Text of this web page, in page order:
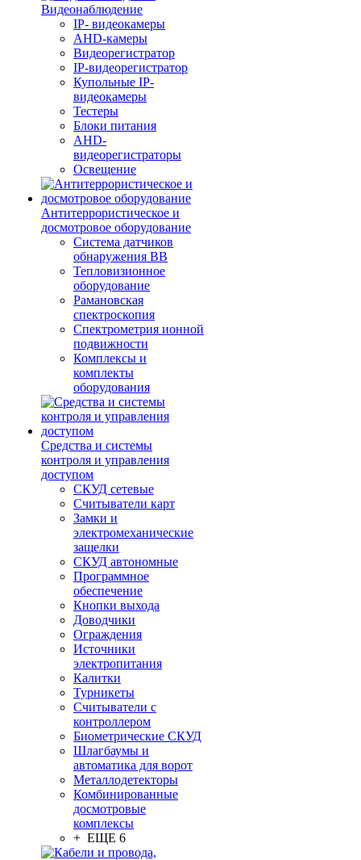
Видеонаблюдение
IP- видеокамеры
AHD-камеры
Видеорегистратор
IP-видеорегистратор
Купольные IP-
видеокамеры
Тестеры
Блоки питания
AHD-
видеорегистраторы
Освещение
Антитеррористическое и
досмотровое оборудование
Cистема датчиков
обнаружения ВВ
Тепловизионное
оборудование
Рамановская
спектроскопия
Спектрометрия ионной
подвижности
Комплексы и
комплекты
оборудования
Средства и системы
контроля и управления
доступом
СКУД сетевые
Считыватели карт
Замки и
электромеханические
защелки
СКУД автономные
Программное
обеспечение
Кнопки выхода
Доводчики
Ограждения
Источники
электропитания
Калитки
Турникеты
Считыватели с
контроллером
Биометрические СКУД
Шлагбаумы и
автоматика для ворот
Металлодетекторы
Комбинированные
досмотровые
комплексы
+ ЕЩЕ 6